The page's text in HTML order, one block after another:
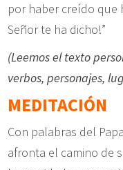
por haber creído que
Señor te ha dicho!”
(Leemos el texto
verbos, personajes,
MEDITACIÓN
Con palabras del
afronta el camino de